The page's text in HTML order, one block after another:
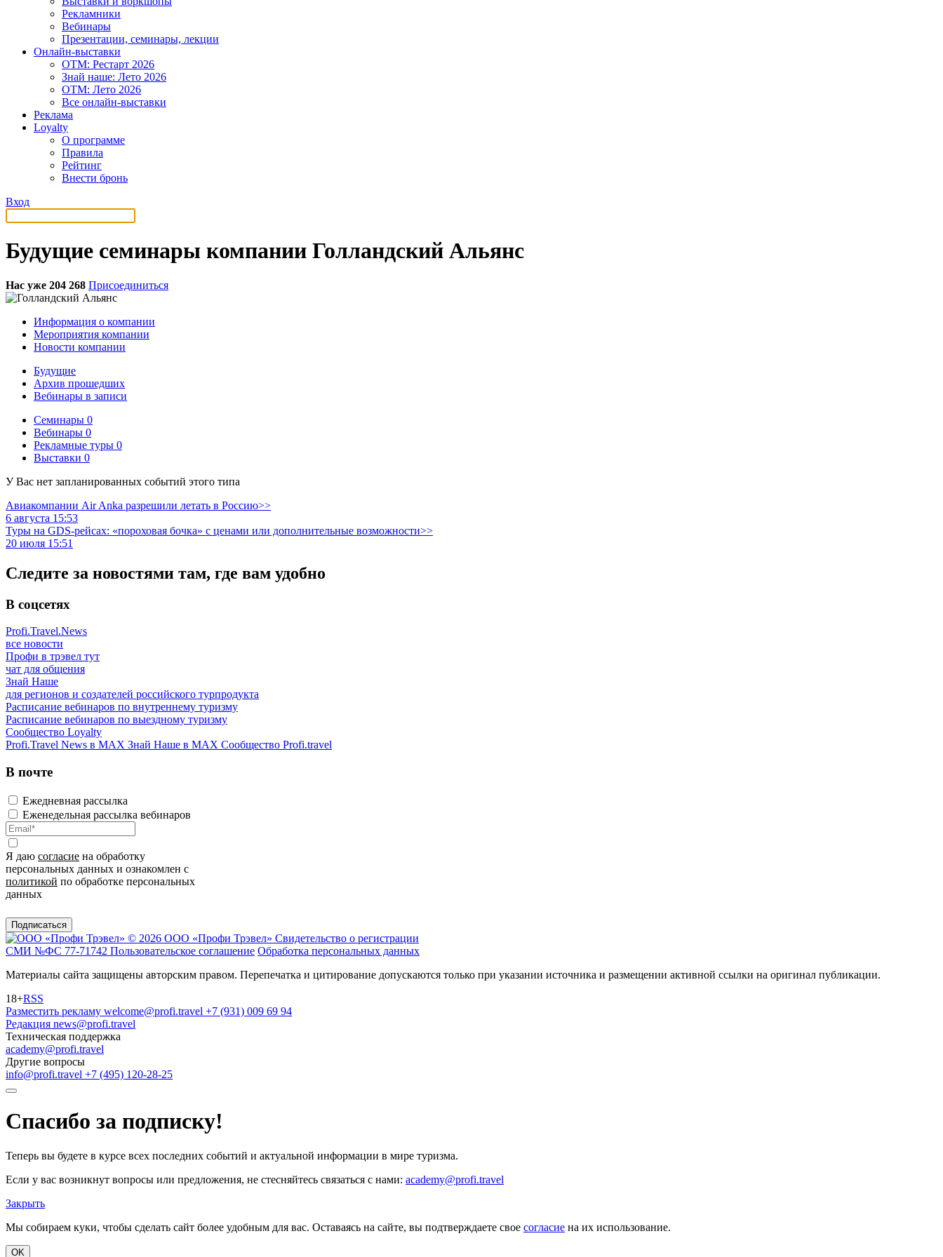
Рекламники
Вебинары
Презентации, семинары, лекции
Онлайн-выставки
OTM: Рестарт 2026
Знай наше: Лето 2026
OTM: Лето 2026
Все онлайн-выставки
Реклама
Loyalty
О программе
Правила
Рейтинг
Внести бронь
Вход
Будущие семинары компании Голландский Альянс
Нас уже 204 268 Присоединиться
Информация о компании
Мероприятия компании
Новости компании
Будущие
Архив прошедших
Вебинары в записи
Семинары 0
Вебинары 0
Рекламные туры 0
Выставки 0
У Вас нет запланированных событий этого типа
Авиакомпании Air Anka разрешили летать в Россию>>
6 августа 15:53
Туры на GDS-рейсах: «пороховая бочка» с ценами или дополнительные возможности>>
20 июля 15:51
Следите за новостями там, где вам удобно
В соцсетях
Profi.Travel.News
все новости
Профи в трэвел тут
чат для общения
Знай Наше
для регионов и создателей российского турпродукта
Расписание вебинаров по внутреннему туризму
Расписание вебинаров по выездному туризму
Сообщество Loyalty
Profi.Travel News в MAX Знай Наше в MAX Сообщество Profi.travel
В почте
Ежедневная рассылка
Еженедельная рассылка вебинаров
Я даю согласие на обработку
персональных данных и ознакомлен с
политикой по обработке персональных
данных
Подписаться
© 2026 ООО «Профи Трэвeл» Свидетельство о регистрации
СМИ №ФС 77-71742 Пользовательское соглашение Обработка персональных данных
Материалы сайта защищены авторским правом. Перепечатка и цитирование допускаются только при указании источника и размещении активной ссылки на оригинал публикации.
18+RSS
Разместить рекламу welcome@profi.travel +7 (931) 009 69 94
Редакция news@profi.travel
Техническая поддержка
academy@profi.travel
Другие вопросы
info@profi.travel +7 (495) 120-28-25
Спасибо за подписку!
Теперь вы будете в курсе всех последних событий и актуальной информации в мире туризма.
Если у вас возникнут вопросы или предложения, не стесняйтесь связаться с нами: academy@profi.travel
Закрыть
Мы собираем куки, чтобы сделать сайт более удобным для вас. Оставаясь на сайте, вы подтверждаете свое согласие на их использование.
OK